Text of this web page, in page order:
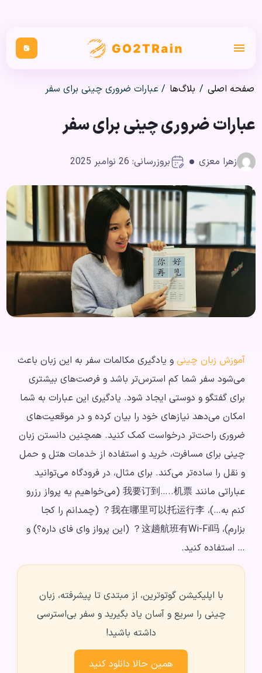
صفحه اصلی / بلاگ‌ها /عبارات ضروری چینی برای سفر
عبارات ضروری چینی برای سفر
زهرا معزی بروزرسانی: 26 نوامبر 2025
آموزش زبان چینی و یادگیری مکالمات سفر به این زبان باعث
می‌شود سفر شما کم استرس‌تر باشد و فرصت‌های بیشتری
برای گفتگو و دوستی ایجاد شود. یادگیری این عبارات به شما
امکان می‌دهد نیازهای خود را بیان کرده و در موقعیت‌های
ضروری راحت‌تر درخواست کمک کنید. همچنین دانستن زبان
چینی برای مسافرت، خرید و استفاده از خدمات هتل و حمل
و نقل را ساده‌تر می‌کند. برای مثال، در فرودگاه می‌توانید
عباراتی مانند 我要订到…..机票 (می‌خواهیم یه پرواز رزرو
کنم به…)، 我在哪里可以托运行李？ (چمدانم را کجا
بزارم)، 这趟航班有Wi-Fi吗？ (این پرواز وای فای داره؟) و
… استفاده کنید.
با اپلیکیشن گوتوترین، از مبتدی تا پیشرفته، زبان
چینی را سریع و آسان یاد بگیرید و سفر بی‌استرسی
داشته باشید!
همین حالا دانلود کنید